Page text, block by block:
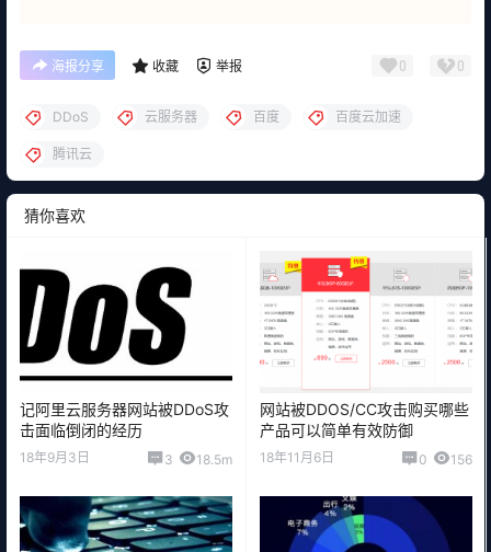
海报分享 收藏 举报 0 0
DDoS 云服务器 百度 百度云加速
腾讯云
猜你喜欢
记阿里云服务器网站被DDoS攻
击面临倒闭的经历
18年9月3日 3 18.5m
网站被DDOS/CC攻击购买哪些
产品可以简单有效防御
18年11月6日 0 156